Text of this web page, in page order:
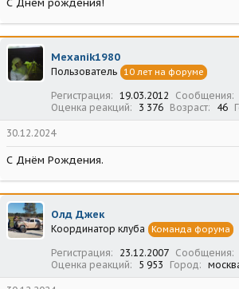
Mexanik1980
Пользователь 10 лет на форуме
Регистрация 19.03.2012 Сообщения
Оценка реакций
3 376 Возраст 46
30.12.2024
С Днём Рождения.
Олд Джек
Координатор клуба Команда форума
Регистрация 23.12.2007 Сообщения
Оценка реакций
5 953 Город